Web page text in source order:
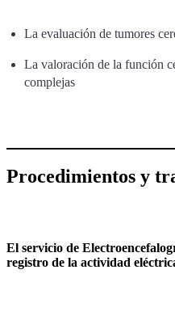
La evaluación de tumores
La valoración de la función
complejas
Procedimientos y
El servicio de
registro de la actividad